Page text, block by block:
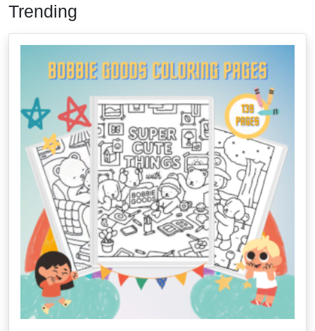
Trending